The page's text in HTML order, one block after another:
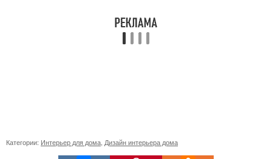
Категории: Интерьер для дома Дизайн интерьера дома